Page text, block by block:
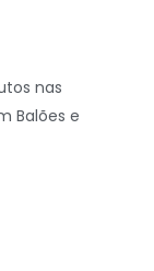
nas
Balões e